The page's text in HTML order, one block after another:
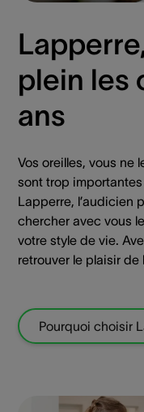
plein les
ans
Vos oreilles, vous ne
sont trop
Lapperre, l’audicien
chercher avec vous
votre style de vie.
retrouver le plaisir
Pourquoi choisir